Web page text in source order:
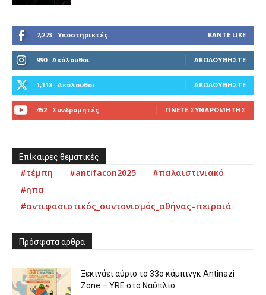
7,273 Υποστηρικτές ΚΆΝΤΕ LIKE
990 Ακόλουθοι ΑΚΟΛΟΥΘΉΣΤΕ
1,118 Ακόλουθοι ΑΚΟΛΟΥΘΉΣΤΕ
452 Συνδρομητές ΓΊΝΕΤΕ ΣΥΝΔΡΟΜΗΤΉΣ
Επίκαιρες θεματικές
#τέμπη #antifacon2025
#παλαιστινιακό
#ηπα
#αντιφασιστικός_συντονισμός_αθήνας–πειραιά
Πρόσφατα άρθρα
Ξεκινάει αύριο το 33ο κάμπινγκ Antinazi
Zone – YRE στο Ναύπλιο...